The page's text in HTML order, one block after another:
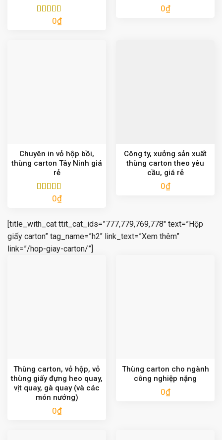
Được xếp
0₫
0₫
Chuyên in vỏ hộp bồi,
thùng carton Tây Ninh giá
rẻ
Được xếp
0₫
Công ty, xưởng sản xuất
thùng carton theo yêu
cầu, giá rẻ
0₫
[title_with_cat ttit_cat_ids=”777,779,769,778″ text=”Hộp
giấy carton” tag_name=”h2″ link_text=”Xem thêm”
link=”/hop-giay-carton/”]
Thùng carton, vỏ hộp, vỏ
thùng giấy đựng heo quay,
vịt quay, gà quay (và các
món nướng)
0₫
Thùng carton cho ngành
công nghiệp nặng
0₫